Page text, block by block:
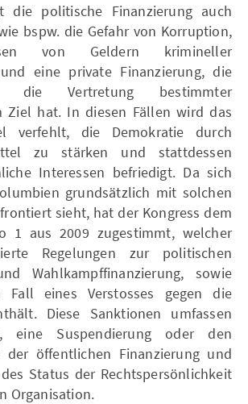
die politische Finanzierung auch
bspw. die Gefahr von Korruption,
von Geldern krimineller
eine private Finanzierung, die
die Vertretung bestimmter
Ziel hat. In diesen Fällen wird das
verfehlt, die Demokratie durch
zu stärken und stattdessen
Interessen befriedigt. Da sich
grundsätzlich mit solchen
sieht, hat der Kongress dem
1 aus 2009 zugestimmt, welcher
Regelungen zur politischen
Wahlkampffinanzierung, sowie
Fall eines Verstosses gegen die
Diese Sanktionen umfassen
eine Suspendierung oder den
öffentlichen Finanzierung und
Status der Rechtspersönlichkeit
Organisation.